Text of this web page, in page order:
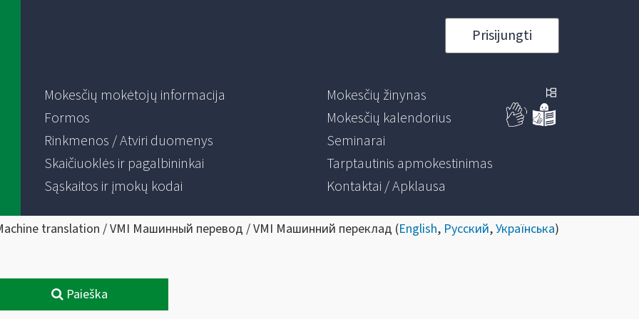
Prisijungti
Mokesčių mokėtojų informacija
Formos
Rinkmenos / Atviri duomenys
Skaičiuoklės ir pagalbininkai
Sąskaitos ir įmokų kodai
Mokesčių žinynas
Mokesčių kalendorius
Seminarai
Tarptautinis apmokestinimas
Kontaktai / Apklausa
translation / VMI Машинный перевод / VMI Машинний переклад (English, Русский,Українська)
Paieška